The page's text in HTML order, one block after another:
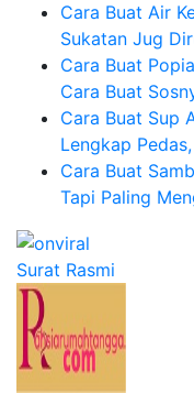
Cara Buat Air
Sukatan Jug
Cara Buat
Cara Buat
Cara Buat Sup
Lengkap
Cara Buat
Tapi Paling
Surat Rasmi